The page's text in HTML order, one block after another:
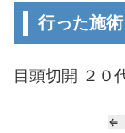
行った施術
目頭切開 ２０
⇐